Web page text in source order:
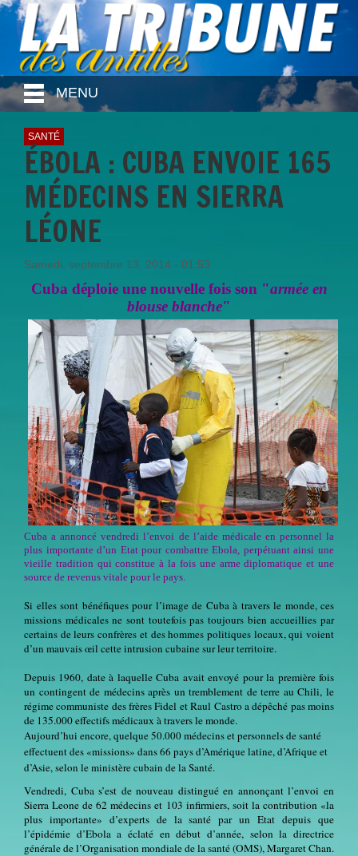
MENU
SANTÉ
ÉBOLA : CUBA ENVOIE 165
MÉDECINS EN SIERRA
LÉONE
Samedi, septembre 13, 2014 - 01:53
Cuba déploie une nouvelle fois son "armée en
blouse blanche"
Cuba a annoncé vendredi l’envoi de l’aide médicale en personnel la
plus importante d’un Etat pour combattre Ebola, perpétuant ainsi une
vieille tradition qui constitue à la fois une arme diplomatique et une
source de revenus vitale pour le pays.
Si elles sont bénéfiques pour l’image de Cuba à travers le monde, ces
missions médicales ne sont toutefois pas toujours bien accueillies par
certains de leurs confrères et des hommes politiques locaux, qui voient
d’un mauvais œil cette intrusion cubaine sur leur territoire.
Depuis 1960, date à laquelle Cuba avait envoyé pour la première fois
un contingent de médecins après un tremblement de terre au Chili, le
régime communiste des frères Fidel et Raul Castro a dépêché pas moins
de 135.000 effectifs médicaux à travers le monde.
Aujourd’hui encore, quelque 50.000 médecins et personnels de santé
effectuent des «missions» dans 66 pays d’Amérique latine, d’Afrique et
d’Asie, selon le ministère cubain de la Santé.
Vendredi, Cuba s’est de nouveau distingué en annonçant l’envoi en
Sierra Leone de 62 médecins et 103 infirmiers, soit la contribution «la
plus importante» d’experts de la santé par un Etat depuis que
l’épidémie d’Ebola a éclaté en début d’année, selon la directrice
générale de l’Organisation mondiale de la santé (OMS), Margaret Chan.